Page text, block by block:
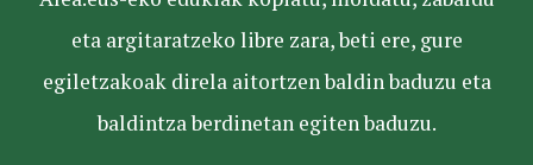
eta argitaratzeko libre zara, beti ere, gure
egiletzakoak direla aitortzen baldin baduzu eta
baldintza berdinetan egiten baduzu.